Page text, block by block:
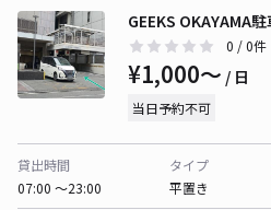
GEEKS OKAYAMA
0 / 0件
¥1,000〜 / 日
当日予約不可
貸出時間
07:00 〜23:00
タイプ
平置き